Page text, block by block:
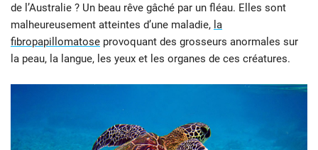
de l’Australie ? Un beau rêve gâché par un fléau. Elles sont
malheureusement atteintes d’une maladie, la
fibropapillomatose provoquant des grosseurs anormales sur
la peau, la langue, les yeux et les organes de ces créatures.